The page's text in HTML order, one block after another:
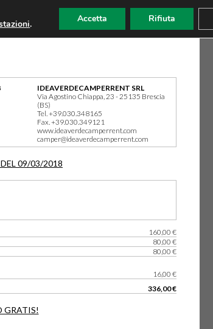
IDEAVERDECAMPERRENT SRL
Via Agostino Chiappa, 23 - 25135 Brescia
(BS)
Tel. +39.030.348165
Fax. +39.030.349121
www.ideaverdecamperrent.com
camper@ideaverdecamperrent.com
DEL 09/03/2018
160,00 €
80,00 €
80,00 €
16,00 €
336,00 €
GRATIS!
. Accetta Rifiuta